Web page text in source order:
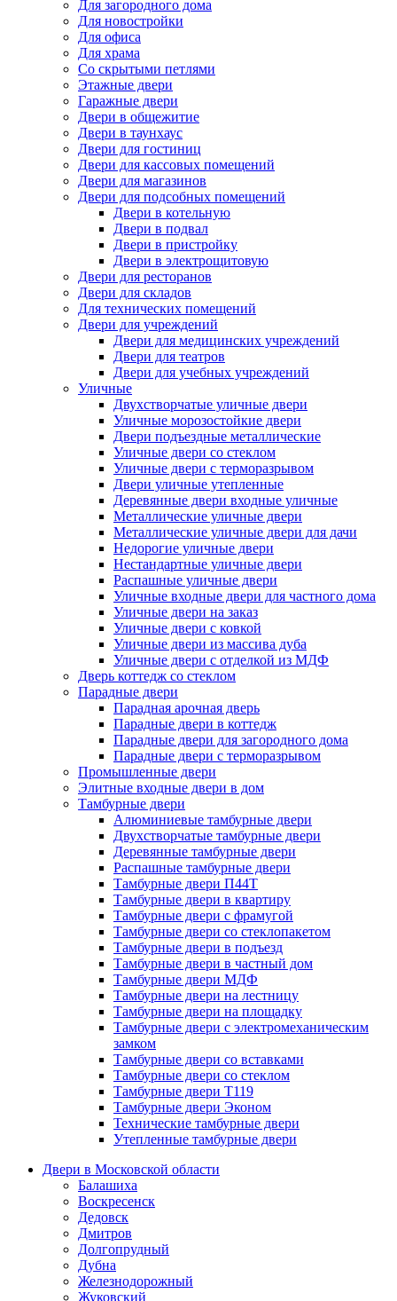
Для загородного дома
Для новостройки
Для офиса
Для храма
Со скрытыми петлями
Этажные двери
Гаражные двери
Двери в общежитие
Двери в таунхаус
Двери для гостиниц
Двери для кассовых помещений
Двери для магазинов
Двери для подсобных помещений
Двери в котельную
Двери в подвал
Двери в пристройку
Двери в электрощитовую
Двери для ресторанов
Двери для складов
Для технических помещений
Двери для учреждений
Двери для медицинских учреждений
Двери для театров
Двери для учебных учреждений
Уличные
Двухстворчатые уличные двери
Уличные морозостойкие двери
Двери подъездные металлические
Уличные двери со стеклом
Уличные двери с терморазрывом
Двери уличные утепленные
Деревянные двери входные уличные
Металлические уличные двери
Металлические уличные двери для дачи
Недорогие уличные двери
Нестандартные уличные двери
Распашные уличные двери
Уличные входные двери для частного дома
Уличные двери на заказ
Уличные двери с ковкой
Уличные двери из массива дуба
Уличные двери с отделкой из МДФ
Дверь коттедж со стеклом
Парадные двери
Парадная арочная дверь
Парадные двери в коттедж
Парадные двери для загородного дома
Парадные двери с терморазрывом
Промышленные двери
Элитные входные двери в дом
Тамбурные двери
Алюминиевые тамбурные двери
Двухстворчатые тамбурные двери
Деревянные тамбурные двери
Распашные тамбурные двери
Тамбурные двери П44Т
Тамбурные двери в квартиру
Тамбурные двери с фрамугой
Тамбурные двери со стеклопакетом
Тамбурные двери в подъезд
Тамбурные двери в частный дом
Тамбурные двери МДФ
Тамбурные двери на лестницу
Тамбурные двери на площадку
Тамбурные двери с электромеханическим
замком
Тамбурные двери со вставками
Тамбурные двери со стеклом
Тамбурные двери Т119
Тамбурные двери Эконом
Технические тамбурные двери
Утепленные тамбурные двери
Двери в Московской области
Балашиха
Воскресенск
Дедовск
Дмитров
Долгопрудный
Дубна
Железнодорожный
Жуковский